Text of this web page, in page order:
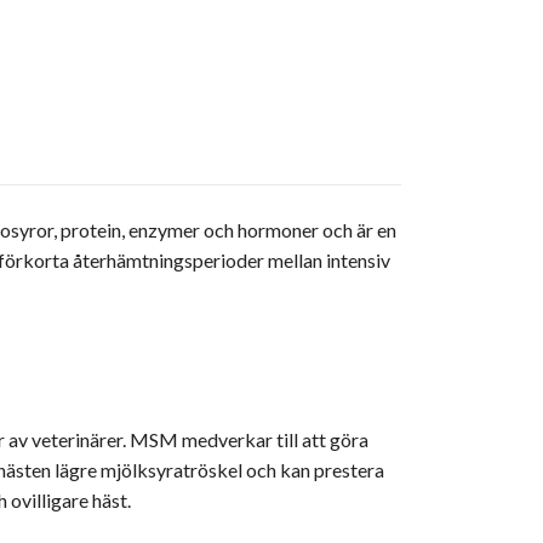
protein, enzymer och hormoner och är en
återhämtningsperioder mellan intensiv
av veterinärer. MSM medverkar till att göra
lägre mjölksyratröskel och kan prestera
ovilligare häst.